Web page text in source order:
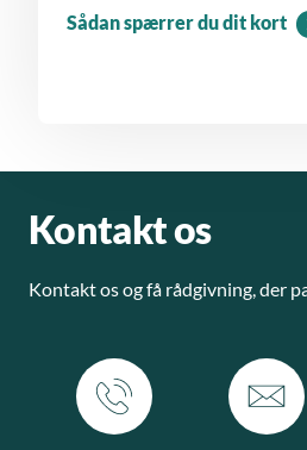
Sådan spærrer du dit kort
Kontakt os
Kontakt os og få rådgivning, der